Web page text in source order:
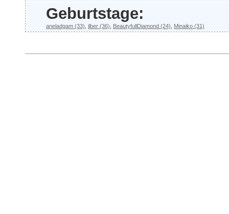
Geburtstage:
aneladgam (33) ilber (36) BeautyfullDiamond (24) Minaiko (31)